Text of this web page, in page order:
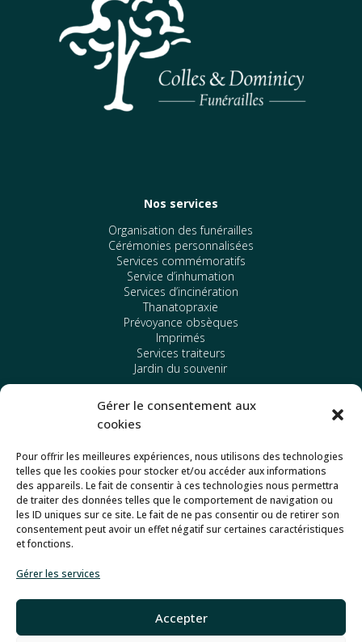
Gérer le consentement aux
cookies
Pour offrir les meilleures expériences, nous utilisons des technologies
telles que les cookies pour stocker et/ou accéder aux informations
des appareils. Le fait de consentir à ces technologies nous permettra
de traiter des données telles que le comportement de navigation ou
les ID uniques sur ce site. Le fait de ne pas consentir ou de retirer son
consentement peut avoir un effet négatif sur certaines caractéristiques
et fonctions.
Gérer les services
Accepter
Nos services
Organisation des funérailles
Cérémonies personnalisées
Services commémoratifs
Service d’inhumation
Services d’incinération
Thanatopraxie
Prévoyance obsèques
Imprimés
Services traiteurs
Jardin du souvenir
Nos funérariums
Messancy
Athus
Etalle
Autres